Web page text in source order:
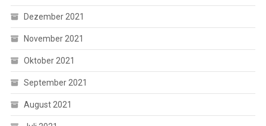
Dezember 2021
November 2021
Oktober 2021
September 2021
August 2021